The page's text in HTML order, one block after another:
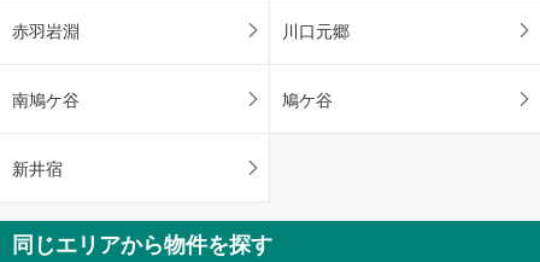
赤羽岩淵 川口元郷
南鳩ケ谷 鳩ケ谷
新井宿
同じエリアから物件を探す